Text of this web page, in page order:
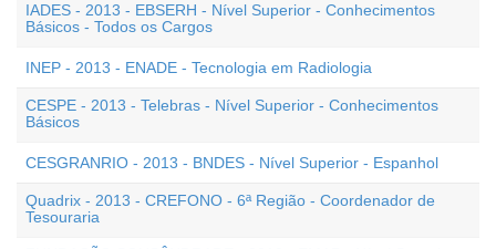
IADES - 2013 - EBSERH - Nível Superior - Conhecimentos
Básicos - Todos os Cargos
INEP - 2013 - ENADE - Tecnologia em Radiologia
CESPE - 2013 - Telebras - Nível Superior - Conhecimentos
Básicos
CESGRANRIO - 2013 - BNDES - Nível Superior - Espanhol
Quadrix - 2013 - CREFONO - 6ª Região - Coordenador de
Tesouraria